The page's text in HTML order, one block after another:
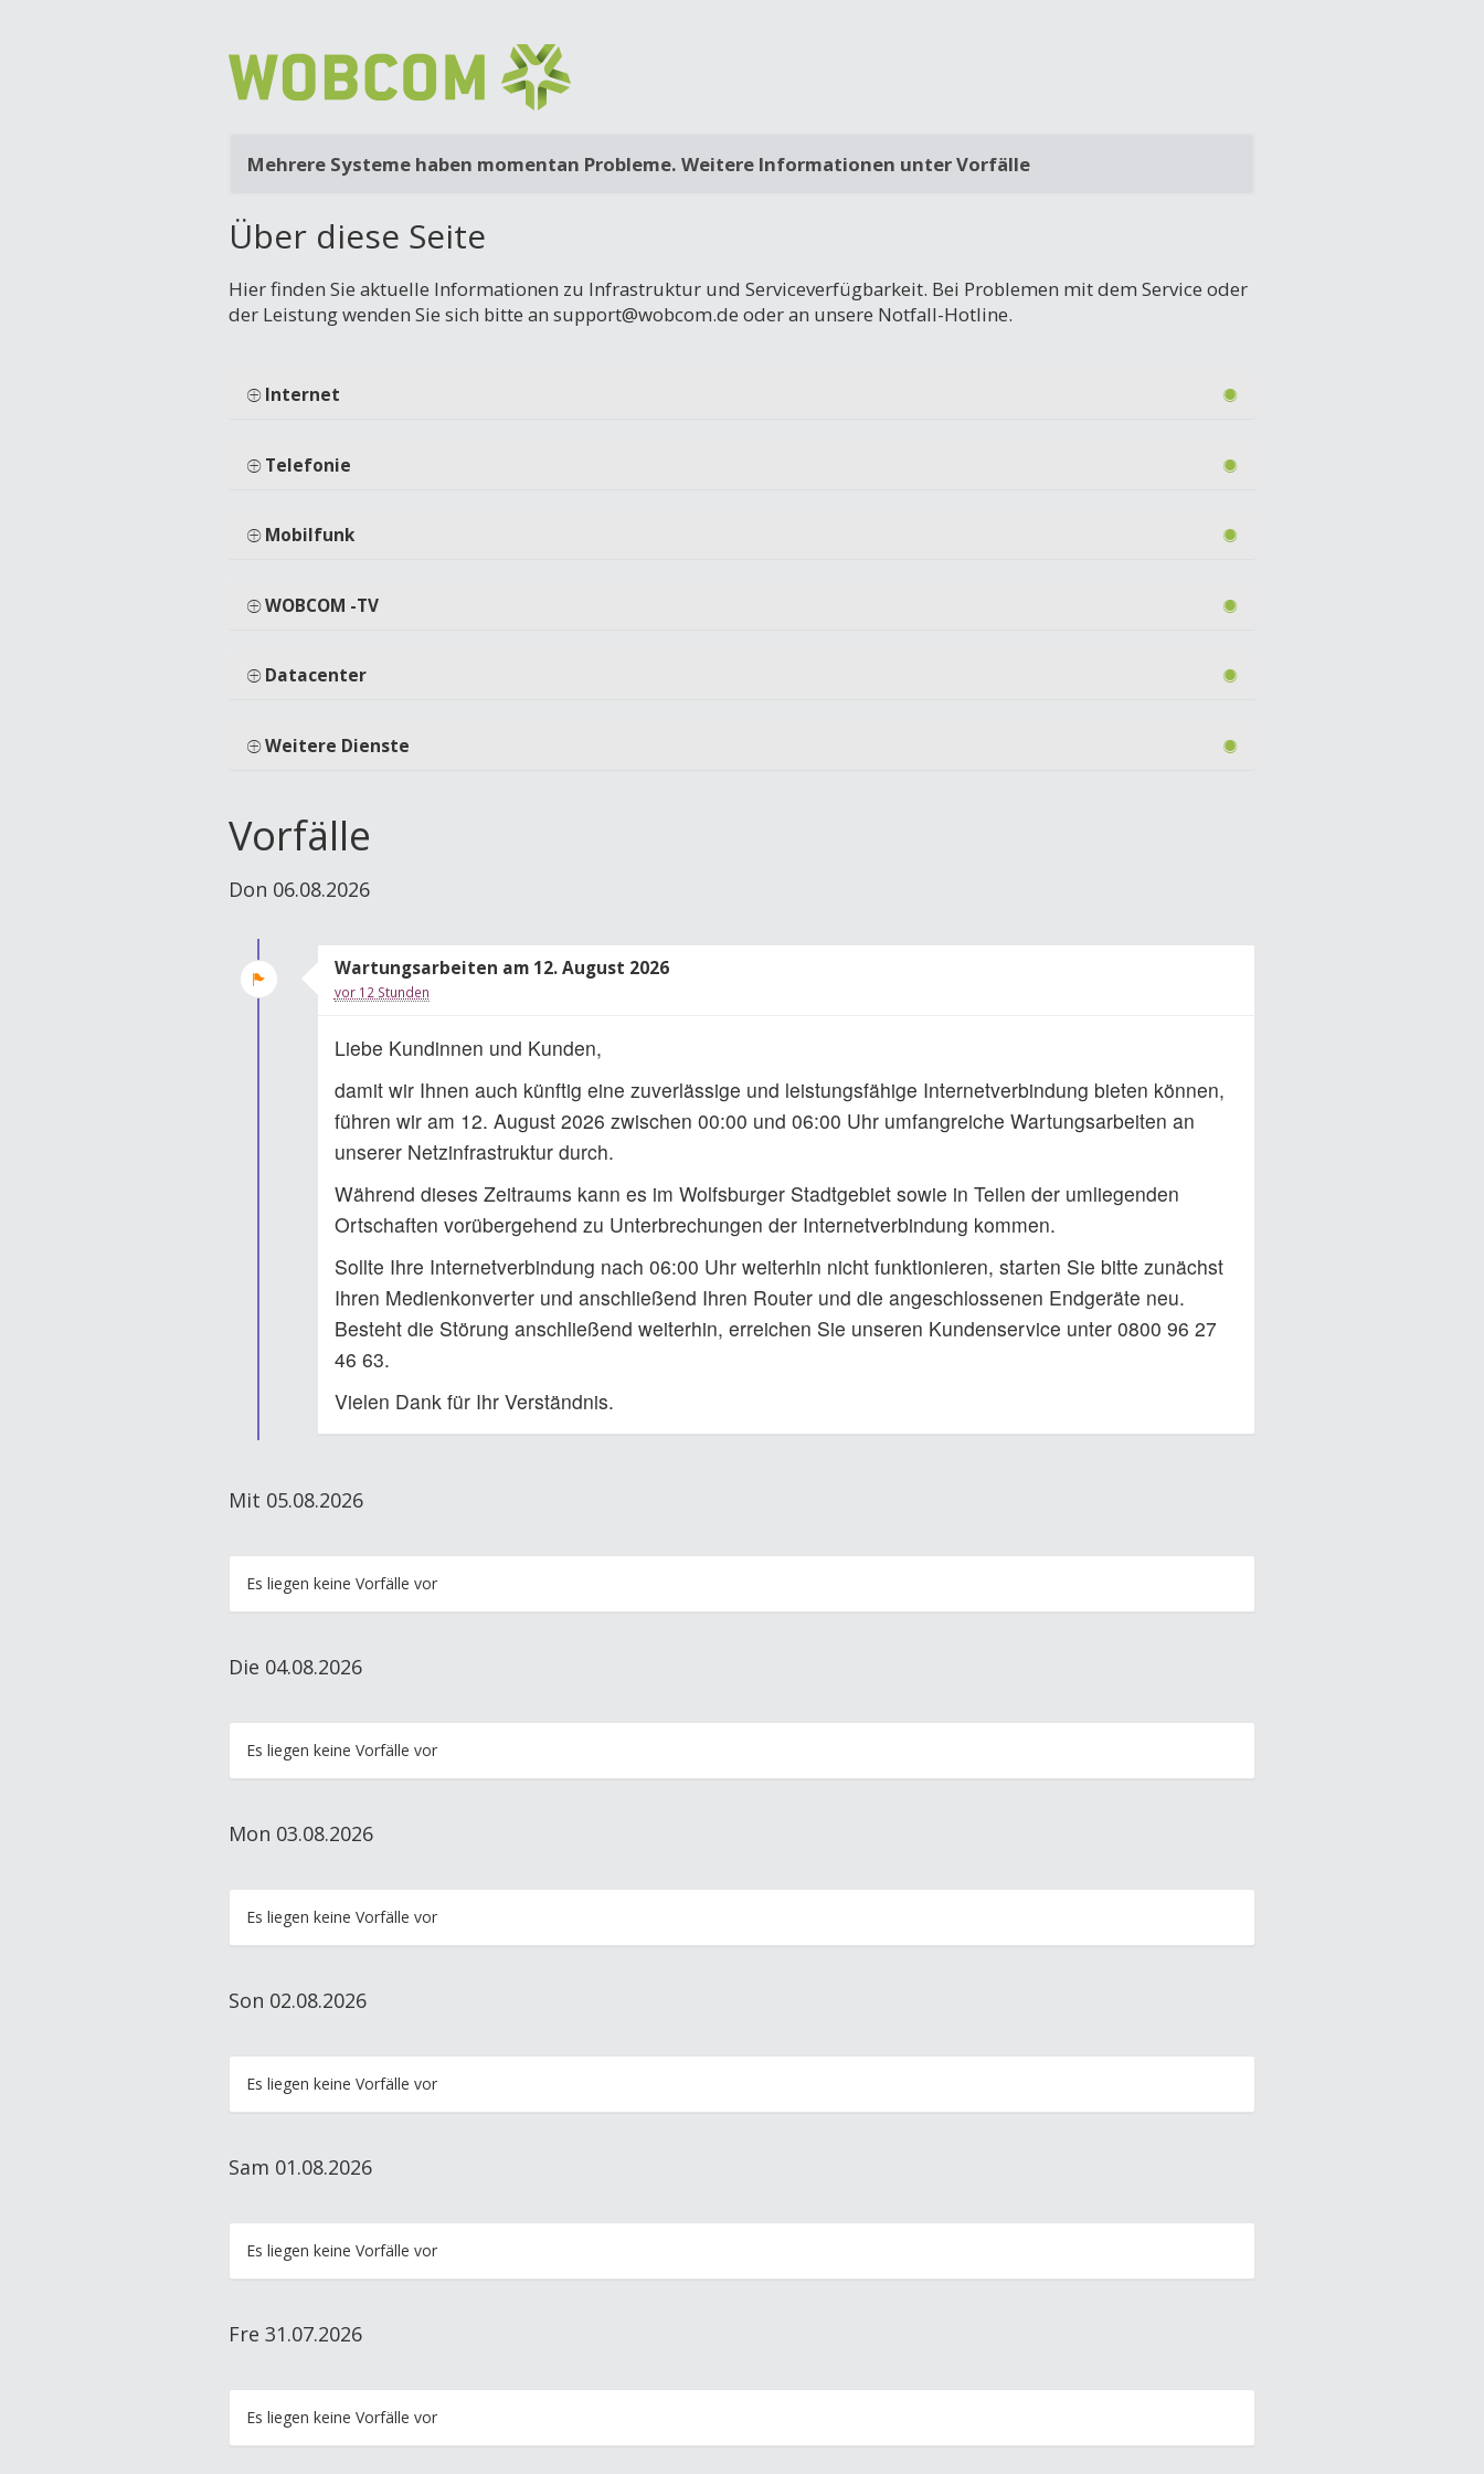
Mehrere Systeme haben momentan Probleme. Weitere Informationen unter Vorfälle
Über diese Seite
Hier finden Sie aktuelle Informationen zu Infrastruktur und Serviceverfügbarkeit. Bei Problemen mit dem Service oder
der Leistung wenden Sie sich bitte an support@wobcom.de oder an unsere Notfall-Hotline.
Internet
Telefonie
Mobilfunk
WOBCOM -TV
Datacenter
Weitere Dienste
Vorfälle
Don 06.08.2026
Wartungsarbeiten am 12. August 2026
vor 12 Stunden
Liebe Kundinnen und Kunden,
damit wir Ihnen auch künftig eine zuverlässige und leistungsfähige Internetverbindung bieten können,
führen wir am 12. August 2026 zwischen 00:00 und 06:00 Uhr umfangreiche Wartungsarbeiten an
unserer Netzinfrastruktur durch.
Während dieses Zeitraums kann es im Wolfsburger Stadtgebiet sowie in Teilen der umliegenden
Ortschaften vorübergehend zu Unterbrechungen der Internetverbindung kommen.
Sollte Ihre Internetverbindung nach 06:00 Uhr weiterhin nicht funktionieren, starten Sie bitte zunächst
Ihren Medienkonverter und anschließend Ihren Router und die angeschlossenen Endgeräte neu.
Besteht die Störung anschließend weiterhin, erreichen Sie unseren Kundenservice unter 0800 96 27
46 63.
Vielen Dank für Ihr Verständnis.
Mit 05.08.2026
Es liegen keine Vorfälle vor
Die 04.08.2026
Es liegen keine Vorfälle vor
Mon 03.08.2026
Es liegen keine Vorfälle vor
Son 02.08.2026
Es liegen keine Vorfälle vor
Sam 01.08.2026
Es liegen keine Vorfälle vor
Fre 31.07.2026
Es liegen keine Vorfälle vor